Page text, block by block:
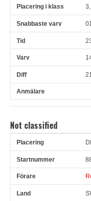
Not classified
Pl Snr